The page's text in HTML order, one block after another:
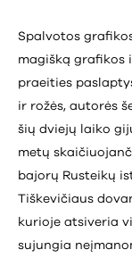
Spalvotos
magišką grafikos
praeities
ir rožės, autorės
šių dviejų laiko
metų
bajorų Rusteikų
Tiškevičiaus
kurioje atsiveria
sujungia